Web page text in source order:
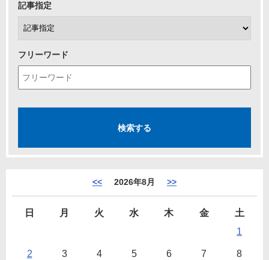
記事指定
フリーワード
<< 2026年8月 >>
日 月 火 水 木 金
土
1
2 3 4 5 6 7 8